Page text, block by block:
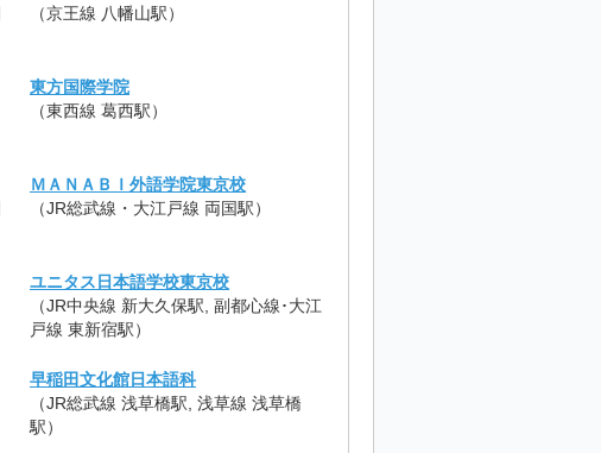
（京王線 八幡山駅）
東方国際学院
（東西線 葛西駅）
ＭＡＮＡＢＩ外語学院東京校
（JR総武線・大江戸線 両国駅）
ユニタス日本語学校東京校
（JR中央線 新大久保駅, 副都心線･大江
戸線 東新宿駅）
早稲田文化館日本語科
（JR総武線 浅草橋駅, 浅草線 浅草橋
駅）